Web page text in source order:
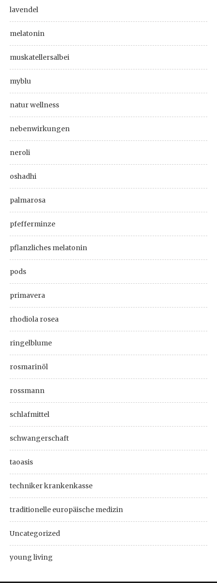
lavendel
melatonin
muskatellersalbei
myblu
natur wellness
nebenwirkungen
neroli
oshadhi
palmarosa
pfefferminze
pflanzliches melatonin
pods
primavera
rhodiola rosea
ringelblume
rosmarinöl
rossmann
schlafmittel
schwangerschaft
taoasis
techniker krankenkasse
traditionelle europäische medizin
Uncategorized
young living